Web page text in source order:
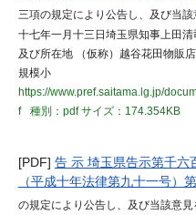
三項の規定により公告し、及び当
十七年一月十三日埼玉県知事上田清
及び所在地 （仮称）越谷花田物販
規模小
https://www.pref.saitama.lg.jp/
f
種別：pdfサイズ：174.354KB
[PDF] 告 示 埼玉県告示第千六
（平成十年法律第九十一号）
の規定により公告し、及び当該意